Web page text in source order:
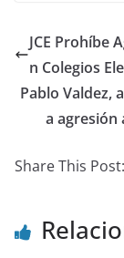
JCE Prohíbe
n Colegios
Pablo Valdez,
a agresión
Share This Post: